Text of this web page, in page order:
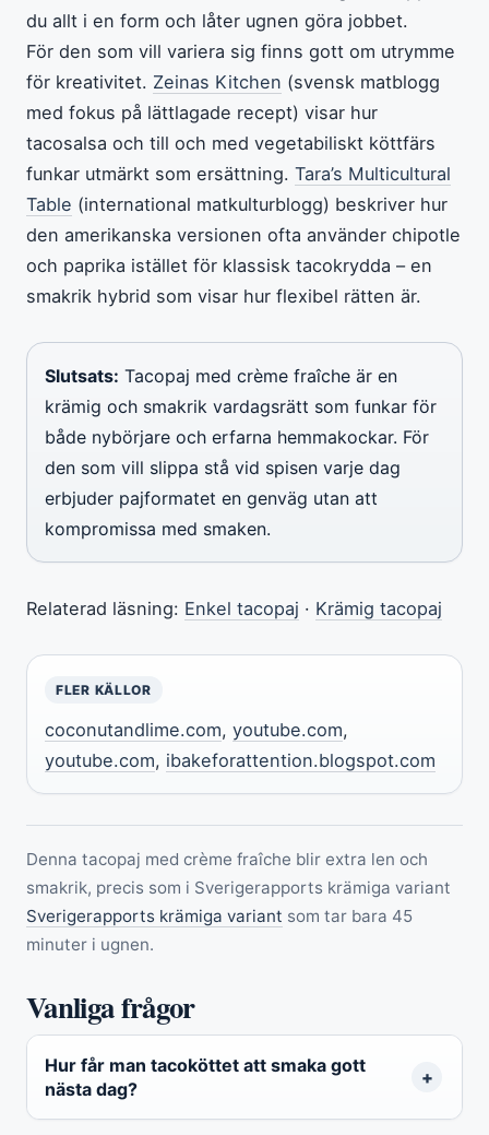
du allt i en form och låter ugnen göra jobbet.
För den som vill variera sig finns gott om utrymme
för kreativitet. Zeinas Kitchen (svensk matblogg
med fokus på lättlagade recept) visar hur
tacosalsa och till och med vegetabiliskt köttfärs
funkar utmärkt som ersättning. Tara’s Multicultural
Table (international matkulturblogg) beskriver hur
den amerikanska versionen ofta använder chipotle
och paprika istället för klassisk tacokrydda – en
smakrik hybrid som visar hur flexibel rätten är.
Slutsats: Tacopaj med crème fraîche är en
krämig och smakrik vardagsrätt som funkar för
både nybörjare och erfarna hemmakockar. För
den som vill slippa stå vid spisen varje dag
erbjuder pajformatet en genväg utan att
kompromissa med smaken.
Relaterad läsning: Enkel tacopaj · Krämig tacopaj
FLER KÄLLOR
coconutandlime.com, youtube.com,
youtube.com, ibakeforattention.blogspot.com
Denna tacopaj med crème fraîche blir extra len och
smakrik, precis som i Sverigerapports krämiga variant
Sverigerapports krämiga variant som tar bara 45
minuter i ugnen.
Vanliga frågor
Hur får man tacoköttet att smaka gott
nästa dag?